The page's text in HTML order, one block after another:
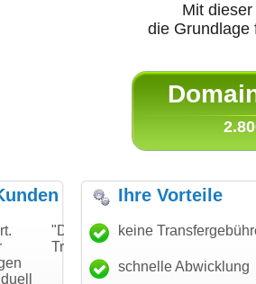
Mit
die
den schnellen
und guten Service!"
Thomas Schäfer
communication GmbH
"Ich bin
haben. Die
mein
Ihre Vorteile
keine
schnelle Abwicklung